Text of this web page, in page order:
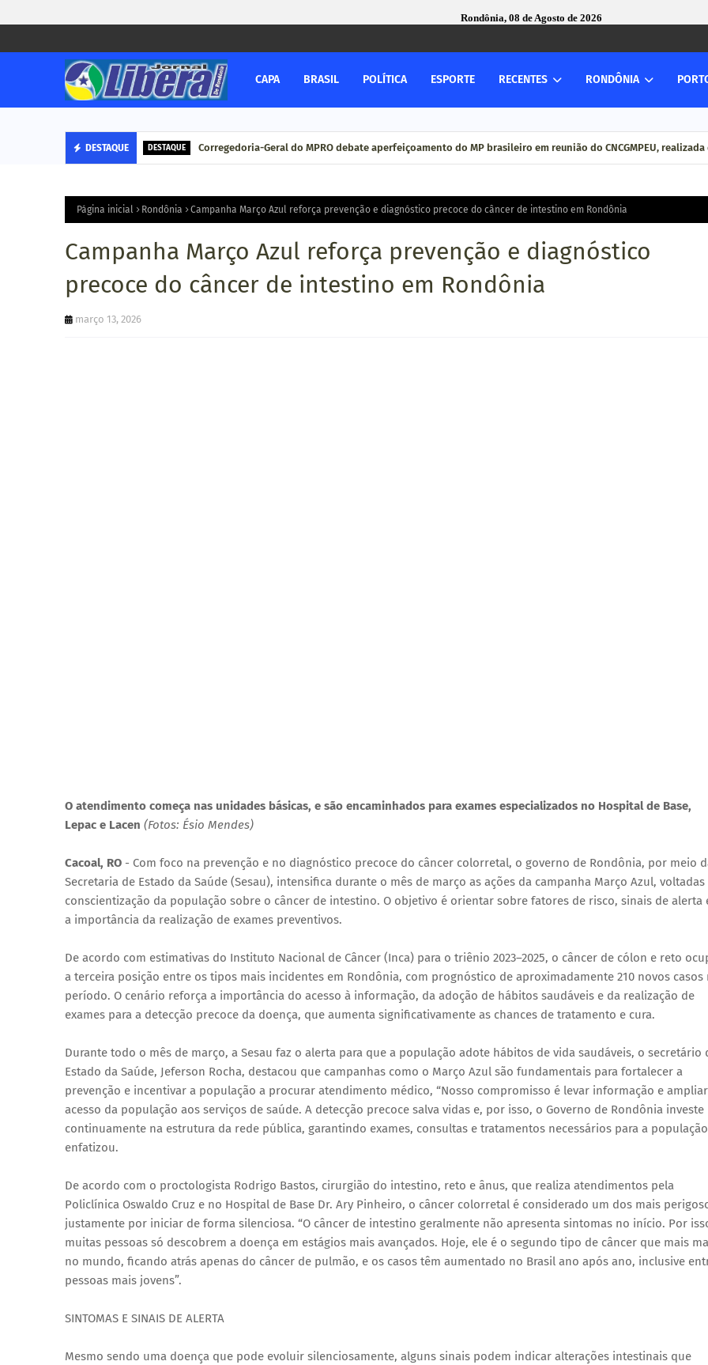
Rondônia, 08 de Agosto de 2026
CAPA BRASIL POLÍTICA ESPORTE RECENTES RONDÔNIA
DESTAQUE DESTAQUE Corregedoria-Geral do MPRO debate aperfeiçoamento do MP brasileiro em reunião do CNCGMPEU,
Página inicial Rondônia Campanha Março Azul reforça prevenção e diagnóstico precoce do câncer de intestino em Rondônia
Campanha Março Azul reforça prevenção e diagnóstico
precoce do câncer de intestino em Rondônia
março 13, 2026
O atendimento começa nas unidades básicas, e são encaminhados para exames especializados no Hospital de Base,
Lepac e Lacen (Fotos: Ésio Mendes)
Cacoal, RO - Com foco na prevenção e no diagnóstico precoce do câncer colorretal, o governo de Rondônia, por meio
Secretaria de Estado da Saúde (Sesau), intensifica durante o mês de março as ações da campanha Março Azul, voltadas
conscientização da população sobre o câncer de intestino. O objetivo é orientar sobre fatores de risco, sinais de alerta
a importância da realização de exames preventivos.
De acordo com estimativas do Instituto Nacional de Câncer (Inca) para o triênio 2023–2025, o câncer de cólon e reto
a terceira posição entre os tipos mais incidentes em Rondônia, com prognóstico de aproximadamente 210 novos casos
período. O cenário reforça a importância do acesso à informação, da adoção de hábitos saudáveis e da realização de
exames para a detecção precoce da doença, que aumenta significativamente as chances de tratamento e cura.
Durante todo o mês de março, a Sesau faz o alerta para que a população adote hábitos de vida saudáveis, o secretário
Estado da Saúde, Jeferson Rocha, destacou que campanhas como o Março Azul são fundamentais para fortalecer a
prevenção e incentivar a população a procurar atendimento médico, “Nosso compromisso é levar informação e
acesso da população aos serviços de saúde. A detecção precoce salva vidas e, por isso, o Governo de Rondônia investe
continuamente na estrutura da rede pública, garantindo exames, consultas e tratamentos necessários para a
enfatizou.
De acordo com o proctologista Rodrigo Bastos, cirurgião do intestino, reto e ânus, que realiza atendimentos pela
Policlínica Oswaldo Cruz e no Hospital de Base Dr. Ary Pinheiro, o câncer colorretal é considerado um dos mais
justamente por iniciar de forma silenciosa. “O câncer de intestino geralmente não apresenta sintomas no início. Por
muitas pessoas só descobrem a doença em estágios mais avançados. Hoje, ele é o segundo tipo de câncer que mais
no mundo, ficando atrás apenas do câncer de pulmão, e os casos têm aumentado no Brasil ano após ano, inclusive
pessoas mais jovens”.
SINTOMAS E SINAIS DE ALERTA
Mesmo sendo uma doença que pode evoluir silenciosamente, alguns sinais podem indicar alterações intestinais que